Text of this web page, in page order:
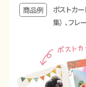
商品例
ポストカー
集） 、フレ